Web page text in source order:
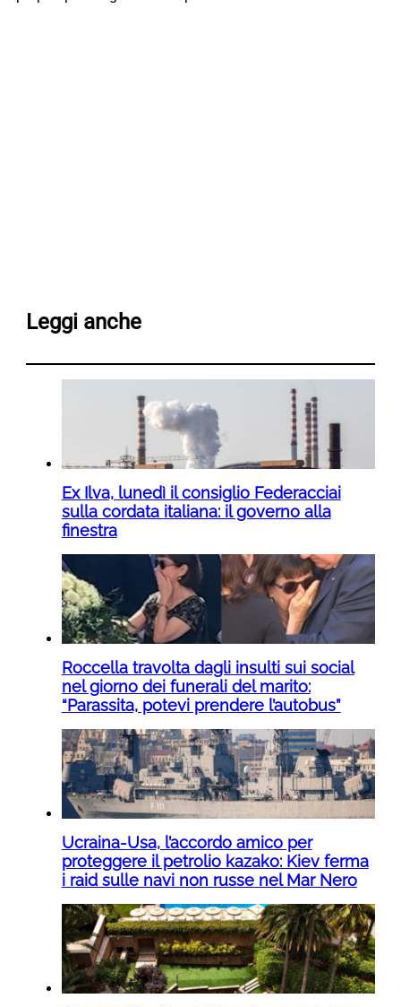
Leggi anche
Ex Ilva, lunedì il consiglio Federacciai
sulla cordata italiana: il governo alla
finestra
Roccella travolta dagli insulti sui social
nel giorno dei funerali del marito:
“Parassita, potevi prendere l’autobus”
Ucraina-Usa, l’accordo amico per
proteggere il petrolio kazako: Kiev ferma
i raid sulle navi non russe nel Mar Nero